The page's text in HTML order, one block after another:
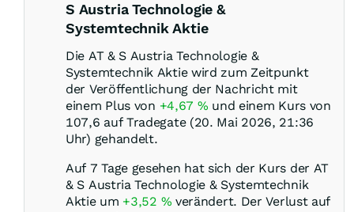
S Austria Technologie &
Systemtechnik Aktie
Die AT & S Austria Technologie &
Systemtechnik Aktie wird zum Zeitpunkt
der Veröffentlichung der Nachricht mit
einem Plus von +4,67 % und einem Kurs von
107,6 auf Tradegate (20. Mai 2026, 21:36
Uhr) gehandelt.
Auf 7 Tage gesehen hat sich der Kurs der AT
& S Austria Technologie & Systemtechnik
Aktie um +3,52 % verändert. Der Verlust auf